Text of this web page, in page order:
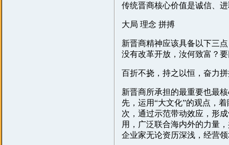
传统晋商核心价值是诚信、
大局 理念 拼搏
新晋商精神应该具备以下三
没有改革开放，汝何致富？
百折不挠，持之以恒，奋力
新晋商所承担的最重要也最
先，运用“大文化”的观点，
次，通过示范带动效应，形
用，广泛联合海内外的力量
企业家无论资历深浅，经营